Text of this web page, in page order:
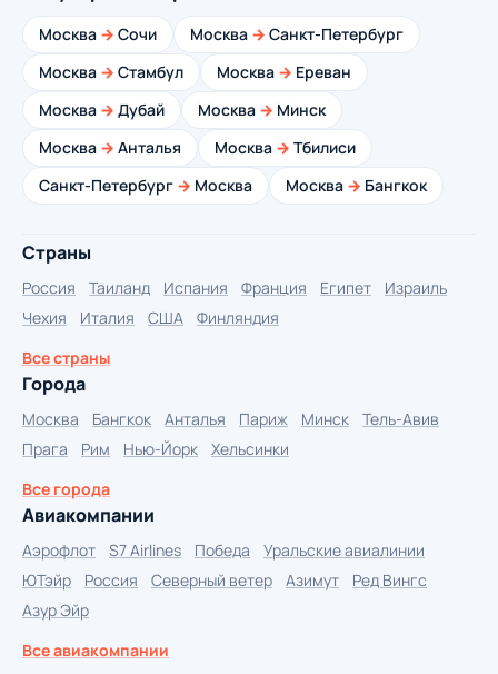
Москва → Сочи Москва → Санкт-Петербург
Москва → Стамбул Москва → Ереван
Москва → Дубай Москва → Минск
Москва → Анталья Москва → Тбилиси
Санкт-Петербург → Москва Москва → Бангкок
Страны
Россия Таиланд Испания Франция Египет
Израиль
Чехия
Италия США
Финляндия
Все страны
Города
Москва Бангкок Анталья Париж Минск
Тель-Авив
Прага
Рим Нью-Йорк
Хельсинки
Все города
Авиакомпании
Аэрофлот S7 Airlines Победа
Уральские авиалинии
ЮТэйр
Россия Северный ветер Азимут
Ред Вингс
Азур Эйр
Все авиакомпании